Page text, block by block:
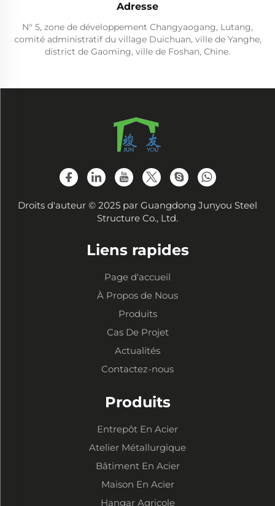
Adresse
N° 5, zone de développement Changyaogang, Lutang,
comité administratif du village Duichuan, ville de Yanghe,
district de Gaoming, ville de Foshan, Chine.
Droits d'auteur © 2025 par Guangdong Junyou Steel
Structure Co., Ltd.
Liens rapides
Page d'accueil
À Propos de Nous
Produits
Cas De Projet
Actualités
Contactez-nous
Produits
Entrepôt En Acier
Atelier Métallurgique
Bâtiment En Acier
Maison En Acier
Hangar Agricole